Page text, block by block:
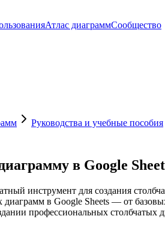
Атлас диаграммСообщество
Руководства и учебные пособия
в Google
инструмент для создания
диаграмм в Google Sheets — от
профессиональных столбчатых